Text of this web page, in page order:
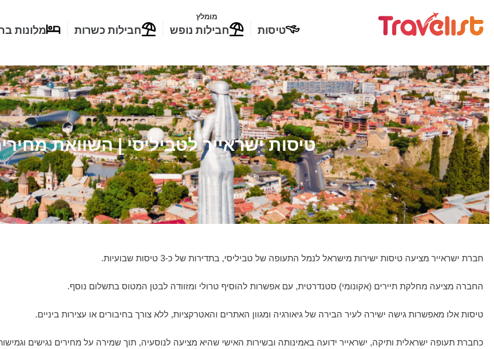
טיסות
מומלץ
חבילות נופש חבילות כשרות מלונות
טיסות ישראייר לטביליסי | השוואת
חברת ישראייר מציעה טיסות ישירות מישראל לנמל התעופה של טביליסי, בתדירות של כ-3 טיסות שבועיות.
החברה מציעה מחלקת תיירים (אקונומי) סטנדרטית, עם אפשרות להוסיף טרולי ומזוודה לבטן המטוס בתשלום נוסף.
טיסות אלו מאפשרות גישה ישירה לעיר הבירה של גיאורגיה ומגוון האתרים והאטרקציות, ללא צורך בחיבורים או עצירות ביניים.
כחברת תעופה ישראלית ותיקה, ישראייר ידועה באמינותה ובשירות האישי שהיא מציעה לנוסעיה, תוך שמירה על מחירים נגישים